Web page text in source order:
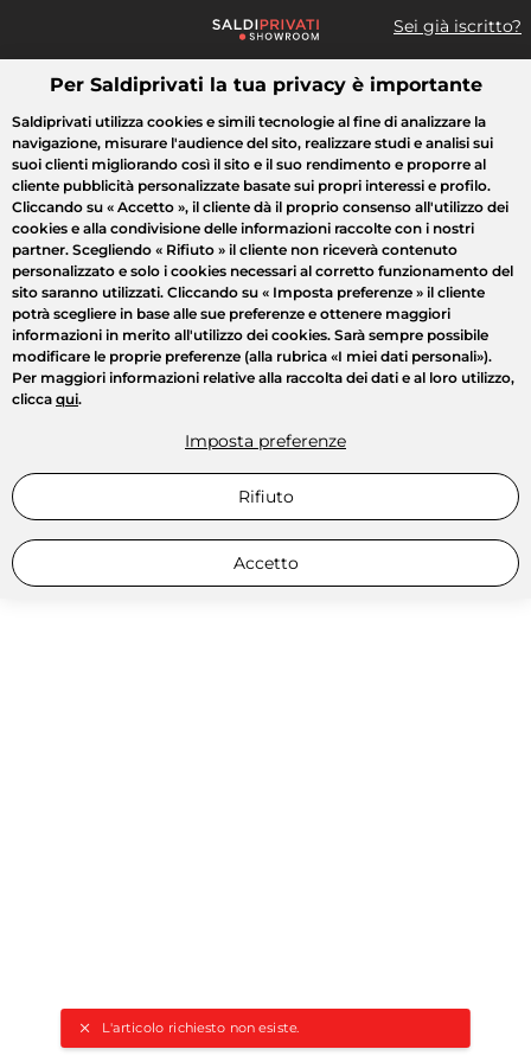
Sei già iscritto?
Cosa cerchi?
L'articolo richiesto non esiste.
Tutte le vendite Moda Casa Bellezza Elettrodomestici
Per Saldiprivati la tua privacy è importante
Saldiprivati utilizza cookies e simili tecnologie al fine di analizzare la
navigazione, misurare l'audience del sito, realizzare studi e analisi sui
suoi clienti migliorando così il sito e il suo rendimento e proporre al
cliente pubblicità personalizzate basate sui propri interessi e profilo.
Cliccando su « Accetto », il cliente dà il proprio consenso all'utilizzo dei
cookies e alla condivisione delle informazioni raccolte con i nostri
partner. Scegliendo « Rifiuto » il cliente non riceverà contenuto
personalizzato e solo i cookies necessari al corretto funzionamento del
sito saranno utilizzati. Cliccando su « Imposta preferenze » il cliente
potrà scegliere in base alle sue preferenze e ottenere maggiori
informazioni in merito all'utilizzo dei cookies. Sarà sempre possibile
modificare le proprie preferenze (alla rubrica «I miei dati personali»).
Per maggiori informazioni relative alla raccolta dei dati e al loro utilizzo,
clicca qui.
Imposta preferenze
Rifiuto
Accetto